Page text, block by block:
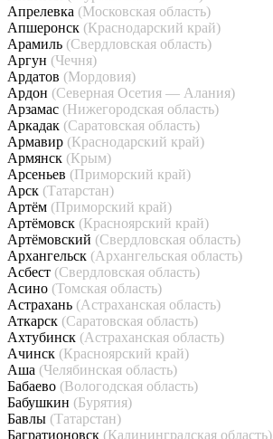
Апрелевка (Московская область)
Апшеронск (Краснодарский край)
Арамиль (Свердловская область)
Аргун (Чечня)
Ардатов (Мордовия)
Ардон (Северная Осетия — Алания)
Арзамас (Нижегородская область)
Аркадак (Саратовская область)
Армавир (Краснодарский край)
Армянск (Крым)
Арсеньев (Приморский край)
Арск (Татарстан)
Артём (Приморский край)
Артёмовск (Красноярский край)
Артёмовский (Свердловская область)
Архангельск (Архангельская область)
Асбест (Свердловская область)
Асино (Томская область)
Астрахань (Астраханская область)
Аткарск (Саратовская область)
Ахтубинск (Астраханская область)
Ачинск (Красноярский край)
Аша (Челябинская область)
Бабаево (Вологодская область)
Бабушкин (Бурятия)
Бавлы (Татарстан)
Багратионовск (Калининградская область)